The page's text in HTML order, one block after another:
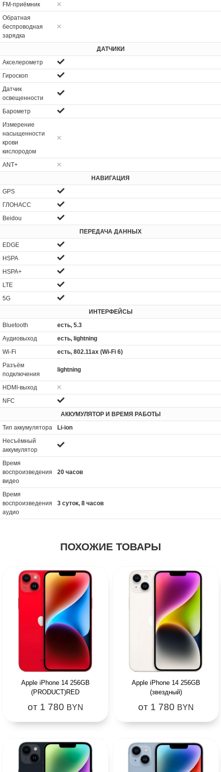
FM-приёмник
Обратная
беспроводная
зарядка
ДАТЧИКИ
Акселерометр
Гироскоп
Датчик
освещенности
Барометр
Измерение
насыщенности
крови
кислородом
ANT+
НАВИГАЦИЯ
GPS
ГЛОНАСС
Beidou
ПЕРЕДАЧА ДАННЫХ
EDGE
HSPA
HSPA+
LTE
5G
ИНТЕРФЕЙСЫ
Bluetooth
есть, 5.3
Аудиовыход
есть, lightning
Wi-Fi
есть, 802.11ax (Wi-Fi 6)
Разъём
подключения
lightning
HDMI-выход
NFC
АККУМУЛЯТОР И ВРЕМЯ РАБОТЫ
Тип аккумулятора
Li-ion
Несъёмный
аккумулятор
Время
воспроизведения
видео
20 часов
Время
воспроизведения
аудио
3 суток, 8 часов
ПОХОЖИЕ ТОВАРЫ
Apple iPhone 14 256GB
(PRODUCT)RED
от 1 780 BYN
Apple iPhone 14 256GB
(звездный)
от 1 780 BYN